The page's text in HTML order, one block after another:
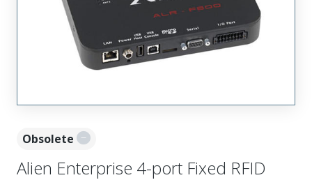
Obsolete
Alien Enterprise 4-port Fixed RFID